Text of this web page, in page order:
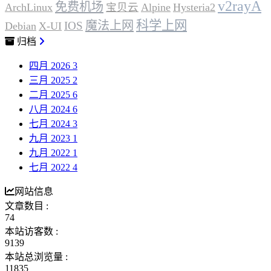
ArchLinux 免费机场 宝贝云 Alpine Hysteria2 v2rayA
Debian X-UI IOS 魔法上网 科学上网
归档
四月 2026 3
三月 2025 2
二月 2025 6
八月 2024 6
七月 2024 3
九月 2023 1
九月 2022 1
七月 2022 4
网站信息
文章数目 :
74
本站访客数 :
9139
本站总浏览量 :
11835